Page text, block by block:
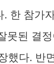
. 한 참가
못된 결
했다. 반